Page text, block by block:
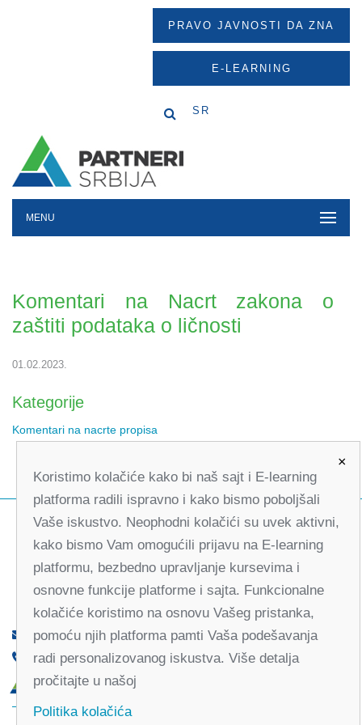
PRAVO JAVNOSTI DA ZNA
E-LEARNING
SR
MENU
Komentari na Nacrt zakona o
zaštiti podataka o ličnosti
01.02.2023.
Kategorije
Komentari na nacrte propisa
office@partners-serbia.org
(+381 11) 32 31 551, (+381 11) 32 31 552
Kralja Milana 10, 11000 Beograd, Srbija
×
Koristimo kolačiće kako bi naš sajt i E-learning
platforma radili ispravno i kako bismo poboljšali
Vaše iskustvo. Neophodni kolačići su uvek aktivni,
kako bismo Vam omogućili prijavu na E-learning
platformu, bezbedno upravljanje kursevima i
osnovne funkcije platforme i sajta. Funkcionalne
kolačiće koristimo na osnovu Vašeg pristanka,
pomoću njih platforma pamti Vaša podešavanja
radi personalizovanog iskustva. Više detalja
pročitajte u našoj
Politika kolačića